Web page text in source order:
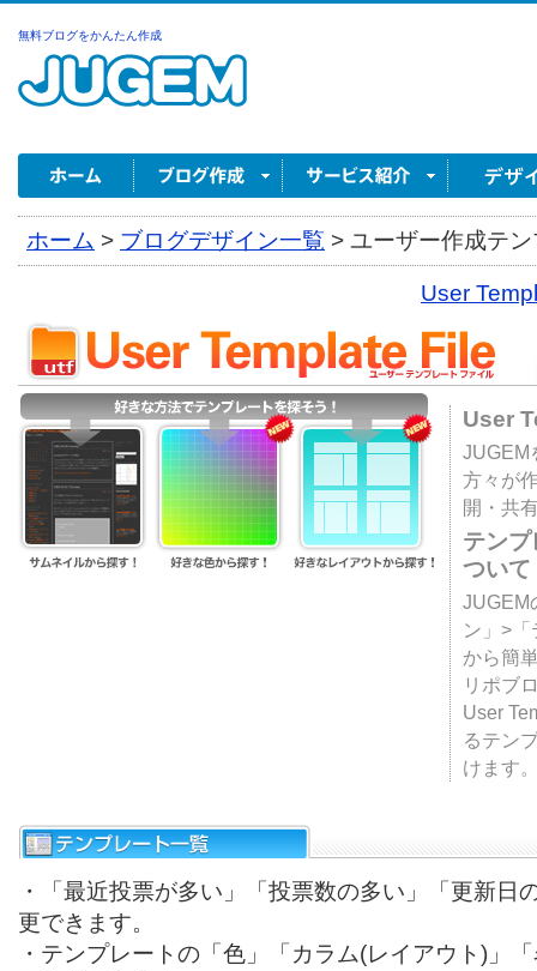
無料ブログをかんたん作成
ホーム > ブログデザイン一覧 > ユーザー作成テ
User
User
JUGEM
方々が
開・共
テン
ついて
JUGEM
ン」>
から簡
リポブ
User
るテン
けます
・「最近投票が多い」「投票数の多い」「更新日
更できます。
・テンプレートの「色」「カラム(レイアウト)」